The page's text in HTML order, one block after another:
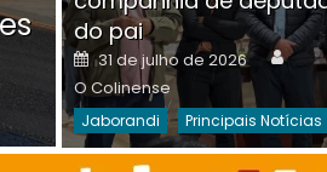
on
30 de julho de 2026 O
Destaques Da Semana
do pai
Posted
on
31 de julho de 2026
O Colinense
Jaborandi Principais Notícias